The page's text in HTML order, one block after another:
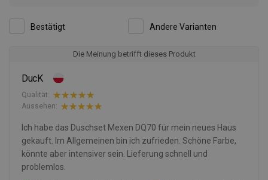
Bestätigt Andere Varianten
Die Meinung betrifft dieses Produkt
DucK
Qualität:
Aussehen:
Ich habe das Duschset Mexen DQ70 für mein neues Haus
gekauft. Im Allgemeinen bin ich zufrieden. Schöne Farbe,
könnte aber intensiver sein. Lieferung schnell und
problemlos.